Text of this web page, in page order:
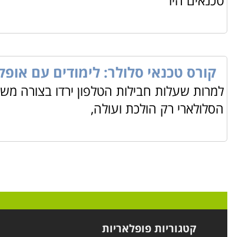
קורס טכנאי סלולר: לימודים עם
למרות שעלות חבילות הטלפון ירדו בצורה
הסלולארי רק הולכת ועולה,
קטגוריות פופלאריות